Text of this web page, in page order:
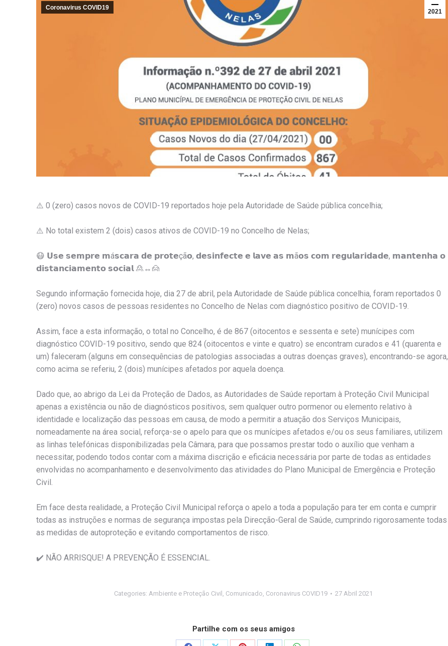
2021
Coronavirus COVID19
⚠️ 0 (zero) casos novos de COVID-19 reportados hoje pela Autoridade de Saúde pública concelhia;
⚠️ No total existem 2 (dois) casos ativos de COVID-19 no Concelho de Nelas;
😷 𝗨𝘀𝗲 𝘀𝗲𝗺𝗽𝗿𝗲 𝗺á𝘀𝗰𝗮𝗿𝗮 𝗱𝗲 𝗽𝗿𝗼𝘁𝗲çã𝗼, 𝗱𝗲𝘀𝗶𝗻𝗳𝗲𝗰𝘁𝗲 𝗲 𝗹𝗮𝘃𝗲 𝗮𝘀 𝗺ã𝗼𝘀 𝗰𝗼𝗺 𝗿𝗲𝗴𝘂𝗹𝗮𝗿𝗶𝗱𝗮𝗱𝗲, 𝗺𝗮𝗻𝘁𝗲𝗻𝗵𝗮 𝗼
𝗱𝗶𝘀𝘁𝗮𝗻𝗰𝗶𝗮𝗺𝗲𝗻𝘁𝗼 𝘀𝗼𝗰𝗶𝗮𝗹 🙎 ↔️ 🙍
Segundo informação fornecida hoje, dia 27 de abril, pela Autoridade de Saúde pública concelhia, foram reportados 0
(zero) novos casos de pessoas residentes no Concelho de Nelas com diagnóstico positivo de COVID-19.
Assim, face a esta informação, o total no Concelho, é de 867 (oitocentos e sessenta e sete) munícipes com
diagnóstico COVID-19 positivo, sendo que 824 (oitocentos e vinte e quatro) se encontram curados e 41 (quarenta e
um) faleceram (alguns em consequências de patologias associadas a outras doenças graves), encontrando-se agora,
como acima se referiu, 2 (dois) munícipes afetados por aquela doença.
Dado que, ao abrigo da Lei da Proteção de Dados, as Autoridades de Saúde reportam à Proteção Civil Municipal
apenas a existência ou não de diagnósticos positivos, sem qualquer outro pormenor ou elemento relativo à
identidade e localização das pessoas em causa, de modo a permitir a atuação dos Serviços Municipais,
nomeadamente na área social, reforça-se o apelo para que os munícipes afetados e/ou os seus familiares, utilizem
as linhas telefónicas disponibilizadas pela Câmara, para que possamos prestar todo o auxílio que venham a
necessitar, podendo todos contar com a máxima discrição e eficácia necessária por parte de todas as entidades
envolvidas no acompanhamento e desenvolvimento das atividades do Plano Municipal de Emergência e Proteção
Civil.
Em face desta realidade, a Proteção Civil Municipal reforça o apelo a toda a população para ter em conta e cumprir
todas as instruções e normas de segurança impostas pela Direcção-Geral de Saúde, cumprindo rigorosamente todas
as medidas de autoproteção e evitando comportamentos de risco.
✔️ NÃO ARRISQUE! A PREVENÇÃO É ESSENCIAL.
Categories: Ambiente e Proteção Civil Comunicado Coronavirus COVID19 27 Abril 2021
Partilhe com os seus amigos